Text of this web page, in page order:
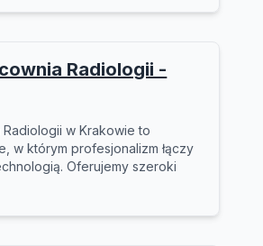
Radiologii -
w Krakowie to
w którym profesjonalizm łączy
Oferujemy szeroki